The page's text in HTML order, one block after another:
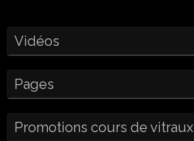
Vidéos
Pages
Promotions cours de vitraux